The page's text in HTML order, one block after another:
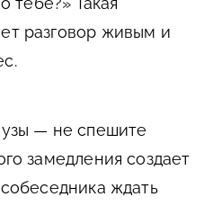
разговор живым и
— не спешите
замедления создает
ждать